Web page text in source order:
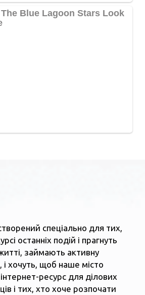
спеціально для тих,
останніх подій і прагнуть
займають активну
і хочуть, щоб наше місто
ресурс для ділових
і тих, хто хоче розпочати